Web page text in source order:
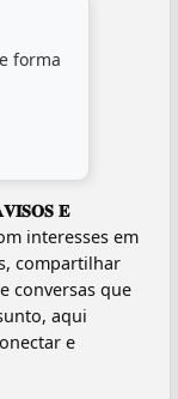
forma
𝐄
interesses em
compartilhar
conversas que
aqui
e